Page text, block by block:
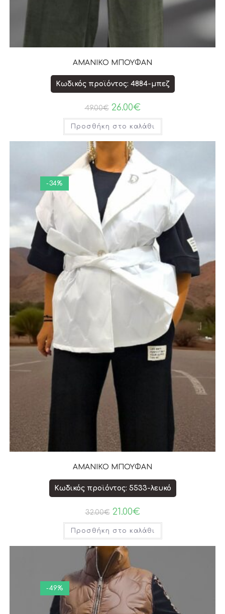
ΑΜΑΝΙΚΟ ΜΠΟΥΦΑΝ
Κωδικός προϊόντος: 4884-μπεζ
49.00€ 26.00€
Προσθήκη στο καλάθι
-34%
ΑΜΑΝΙΚΟ ΜΠΟΥΦΑΝ
Κωδικός προϊόντος: 5533-λευκό
32.00€ 21.00€
Προσθήκη στο καλάθι
-49%